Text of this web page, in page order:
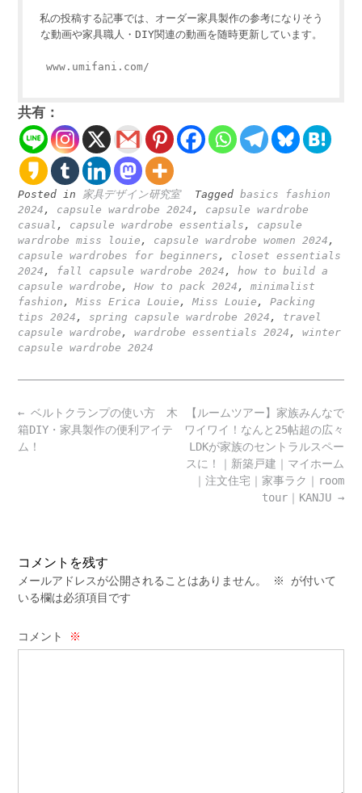
私の投稿する記事では、オーダー家具製作の参考になりそう
な動画や家具職人・DIY関連の動画を随時更新しています。
www.umifani.com/
共有：
Posted in 家具デザイン研究室 Tagged basics fashion
2024 , capsule wardrobe 2024 , capsule wardrobe
casual , capsule wardrobe essentials , capsule
wardrobe miss louie , capsule wardrobe women 2024 ,
capsule wardrobes for beginners , closet essentials
2024 , fall capsule wardrobe 2024 , how to build a
capsule wardrobe , How to pack 2024 , minimalist
fashion , Miss Erica Louie , Miss Louie , Packing
tips 2024 , spring capsule wardrobe 2024 , travel
capsule wardrobe , wardrobe essentials 2024 , winter
capsule wardrobe 2024
Post
navigation
【ルームツアー】家族みんなで
ワイワイ！なんと25帖超の広々
LDKが家族のセントラルスペー
スに！｜新築戸建｜マイホーム
｜注文住宅｜家事ラク｜room
tour｜KANJU →
← ベルトクランプの使い方 木
箱DIY・家具製作の便利アイテ
ム！
コメントを残す
メールアドレスが公開されることはありません。 ※
が付いて
いる欄は必須項目です
コメント ※